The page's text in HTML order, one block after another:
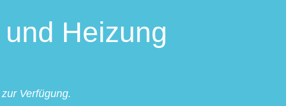
Heizung
Verfügung.